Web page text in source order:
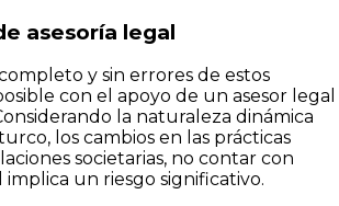
asesoría legal
y sin errores de estos
con el apoyo de un asesor legal
la naturaleza dinámica
los cambios en las prácticas
societarias, no contar con
un riesgo significativo.